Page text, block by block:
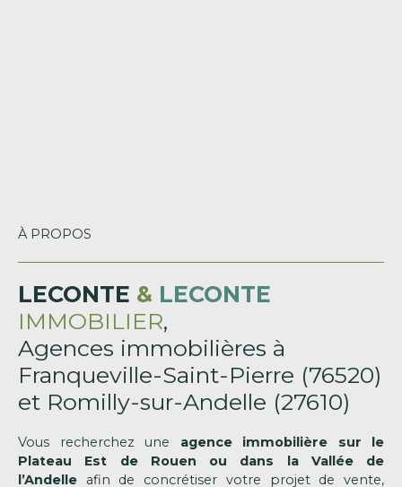
À PROPOS
LECONTE & LECONTE
IMMOBILIER,
Agences immobilières à
Franqueville-Saint-Pierre (76520)
et Romilly-sur-Andelle (27610)
Vous recherchez une agence immobilière sur le
Plateau Est de Rouen ou dans la Vallée de
l’Andelle afin de concrétiser votre projet de vente,